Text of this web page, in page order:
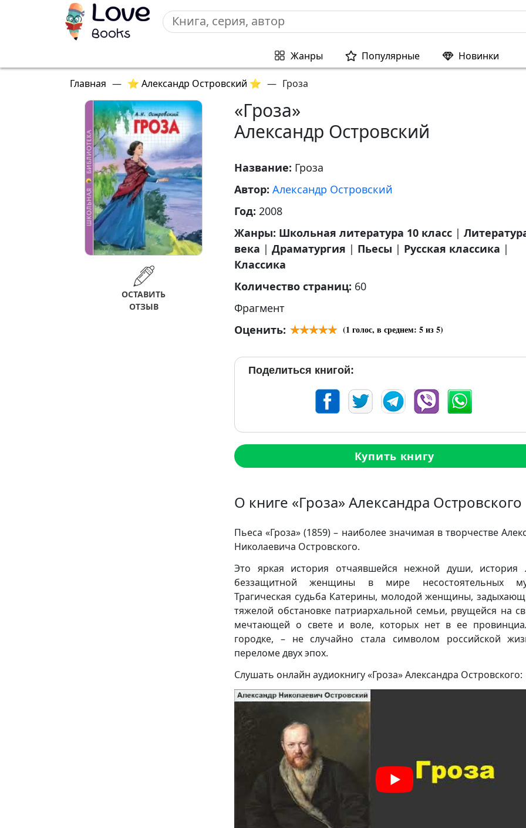
Жанры Популярные Новинки
Главная — ⭐ Александр Островский ⭐ — Гроза
ОСТАВИТЬ
ОТЗЫВ
«Гроза»
Александр Островский
Название: Гроза
Автор: Александр Островский
Год: 2008
Жанры: Школьная литература 10 класс |
века | Драматургия | Пьесы | Русская классика |
Классика
Количество страниц: 60
Фрагмент
Оценить:
(1 голос, в среднем: 5из 5)
Поделиться книгой:
Купить книгу
О книге «Гроза» Александра Островского
Пьеса «Гроза» (1859) – наиболее значимая в творчестве
Николаевича Островского.
Это яркая история отчаявшейся нежной души, история
беззащитной женщины в мире несостоятельных
Трагическая судьба Катерины, молодой женщины,
тяжелой обстановке патриархальной семьи, рвущейся на
мечтающей о свете и воле, которых нет в ее
городке, – не случайно стала символом российской
переломе двух эпох.
Слушать онлайн аудиокнигу «Гроза» Александра Островского: